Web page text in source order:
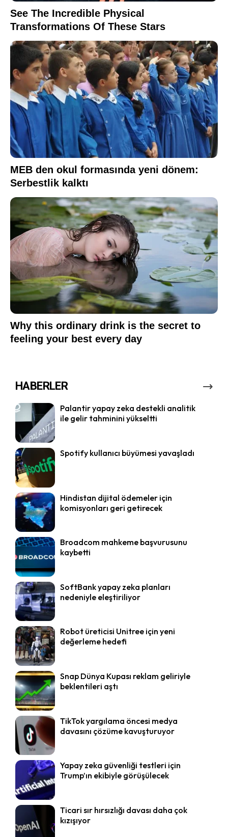
HABERLER
Palantir yapay zeka destekli analitik
ile gelir tahminini yükseltti
Spotify kullanıcı büyümesi yavaşladı
Hindistan dijital ödemeler için
komisyonları geri getirecek
Broadcom mahkeme başvurusunu
kaybetti
SoftBank yapay zeka planları
nedeniyle eleştiriliyor
Robot üreticisi Unitree için yeni
değerleme hedefi
Snap Dünya Kupası reklam geliriyle
beklentileri aştı
TikTok yargılama öncesi medya
davasını çözüme kavuşturuyor
Yapay zeka güvenliği testleri için
Trump’ın ekibiyle görüşülecek
Ticari sır hırsızlığı davası daha çok
kızışıyor